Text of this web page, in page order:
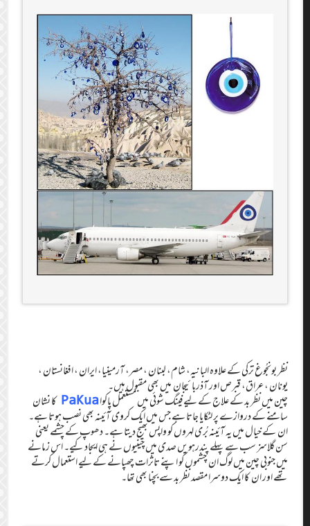
نظر بونجُوغ ترکی کے علاوہ البانیہ، شام، لبنان، مصر، آرمینیا، ایران، افغانستان،
یونان، عراق، قبرص اور آذربائیجان میں بھی مقبول ہیں۔
چین میں نظر بد کے علاج کے لیے فینگ شوئی میں مستعمل پاکواPaKua کا نشان
سامنے کے دروازے پر لٹکایا جاتا ہے جس میں ایک کروی آئینہ بھی نصب ہوتا ہے۔
ان کے خیال میں یہ آئینہ بُری لہروں کو واپس بھیج دیتا ہے۔ دھوپ کے چشمے یعنی
سن گلاسز سب سے پہلے پندرہویں صدی میں چینیوں نے ہی ایجاد کیے۔ اس زمانے
میں جنوبی چین میں لوگ ان چشموں کو اپنے تاثرات چھپانے کے لیے استعمال کرتے
تھے اور ان کا ایک دوسرا مقصد نظر بد سے بچنا بھی تھا۔